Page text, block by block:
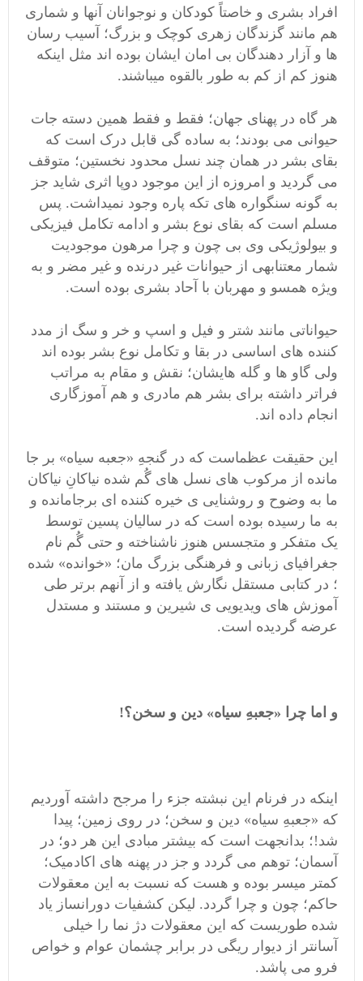
افراد بشری و خاصتاً کودکان و نوجوانان آنها و شماری
هم مانند گزندگان زهری کوچک و بزرگ؛ آسیب رسان
ها و آزار دهندگان بی امان ایشان بوده اند مثل اینکه
هنوز کم از کم به طور بالقوه میباشند.
هر گاه در پهنای جهان؛ فقط و فقط همین دسته جات
حیوانی می بودند؛ به ساده گی قابل درک است که
بقای بشر در همان چند نسل محدود نخستین؛ متوقف
می گردید و امروزه از این موجود دوپا اثری شاید جز
به گونه سنگواره های تکه پاره وجود نمیداشت. پس
مسلم است که بقای نوع بشر و ادامه تکامل فیزیکی
و بیولوژیکی وی بی چون و چرا مرهون موجودیت
شمار معتنابهی از حیوانات غیر درنده و غیر مضر و به
ویژه همسو و مهربان با آحاد بشری بوده است.
حیواناتی مانند شتر و فیل و اسپ و خر و سگ از مدد
کننده های اساسی در بقا و تکامل نوع بشر بوده اند
ولی گاو ها و گله هایشان؛ نقش و مقام به مراتب
فراتر داشته برای بشر هم مادری و هم آموزگاری
انجام داده اند.
این حقیقت عظماست که در گنجهِ «جعبه سیاه» بر جا
مانده از مرکوب های نسل های گُم شده نیاکانِ نیاکان
ما به وضوح و روشنایی ی خیره کننده ای برجامانده و
به ما رسیده بوده است که در سالیان پسین توسط
یک متفکر و متجسس هنوز ناشناخته و حتی گُم نام
جغرافیای زبانی و فرهنگی بزرگ مان؛ «خوانده» شده
؛ در کتابی مستقل نگارش یافته و از آنهم برتر طی
آموزش های ویدیویی ی شیرین و مستند و مستدل
عرضه گردیده است.
و اما چرا «جعبهِ سیاه» دین و سخن؟!
اینکه در فرنام این نبشته جزء را مرجح داشته آوردیم
که «جعبهِ سیاه» دین و سخن؛ در روی زمین؛ پیدا
شد!؛ بدانجهت است که بیشتر مبادی این هر دو؛ در
آسمان؛ توهم می گردد و جز در پهنه های اکادمیک؛
کمتر میسر بوده و هست که نسبت به این معقولات
حاکم؛ چون و چرا گردد. لیکن کشفیات دورانساز یاد
شده طوریست که این معقولات دژ نما را خیلی
آسانتر از دیوار ریگی در برابر چشمان عوام و خواص
فرو می پاشد.